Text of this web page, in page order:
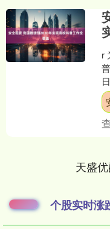
r
天盛
个股实时涨